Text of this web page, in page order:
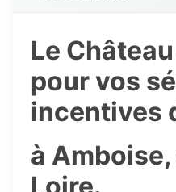
Le
pour vos
incentives
à